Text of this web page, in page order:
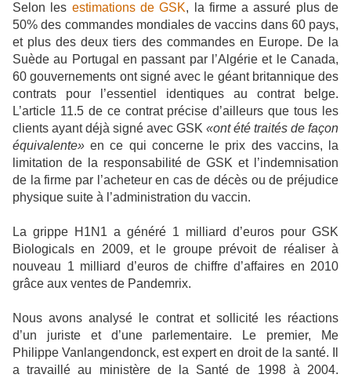
Selon les estimations de GSK, la firme a assuré plus de
50% des commandes mondiales de vaccins dans 60 pays,
et plus des deux tiers des commandes en Europe. De la
Suède au Portugal en passant par l’Algérie et le Canada,
60 gouvernements ont signé avec le géant britannique des
contrats pour l’essentiel identiques au contrat belge.
L’article 11.5 de ce contrat précise d’ailleurs que tous les
clients ayant déjà signé avec GSK «ont été traités de façon
équivalente» en ce qui concerne le prix des vaccins, la
limitation de la responsabilité de GSK et l’indemnisation
de la firme par l’acheteur en cas de décès ou de préjudice
physique suite à l’administration du vaccin.
La grippe H1N1 a généré 1 milliard d’euros pour GSK
Biologicals en 2009, et le groupe prévoit de réaliser à
nouveau 1 milliard d’euros de chiffre d’affaires en 2010
grâce aux ventes de Pandemrix.
Nous avons analysé le contrat et sollicité les réactions
d’un juriste et d’une parlementaire. Le premier, Me
Philippe Vanlangendonck, est expert en droit de la santé. Il
a travaillé au ministère de la Santé de 1998 à 2004.